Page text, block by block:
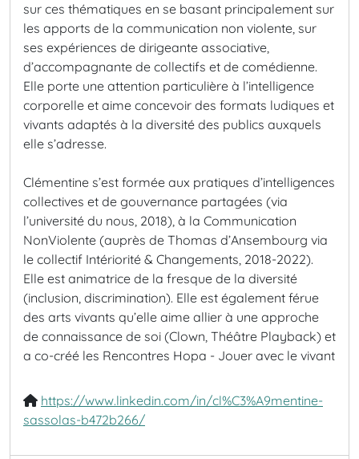
sur ces thématiques en se basant principalement sur
les apports de la communication non violente, sur
ses expériences de dirigeante associative,
d’accompagnante de collectifs et de comédienne.
Elle porte une attention particulière à l’intelligence
corporelle et aime concevoir des formats ludiques et
vivants adaptés à la diversité des publics auxquels
elle s’adresse.
Clémentine s’est formée aux pratiques d’intelligences
collectives et de gouvernance partagées (via
l’université du nous, 2018), à la Communication
NonViolente (auprès de Thomas d’Ansembourg via
le collectif Intériorité & Changements, 2018-2022).
Elle est animatrice de la fresque de la diversité
(inclusion, discrimination). Elle est également férue
des arts vivants qu’elle aime allier à une approche
de connaissance de soi (Clown, Théâtre Playback) et
a co-créé les Rencontres Hopa - Jouer avec le vivant
https://www.linkedin.com/in/cl%C3%A9mentine-
sassolas-b472b266/